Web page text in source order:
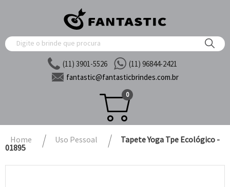
(11) 3901-5526
(11) 96844-2421
fantastic@fantasticbrindes.com.br
0
Home Uso Pessoal
Tapete Yoga Tpe Ecológico -
01895